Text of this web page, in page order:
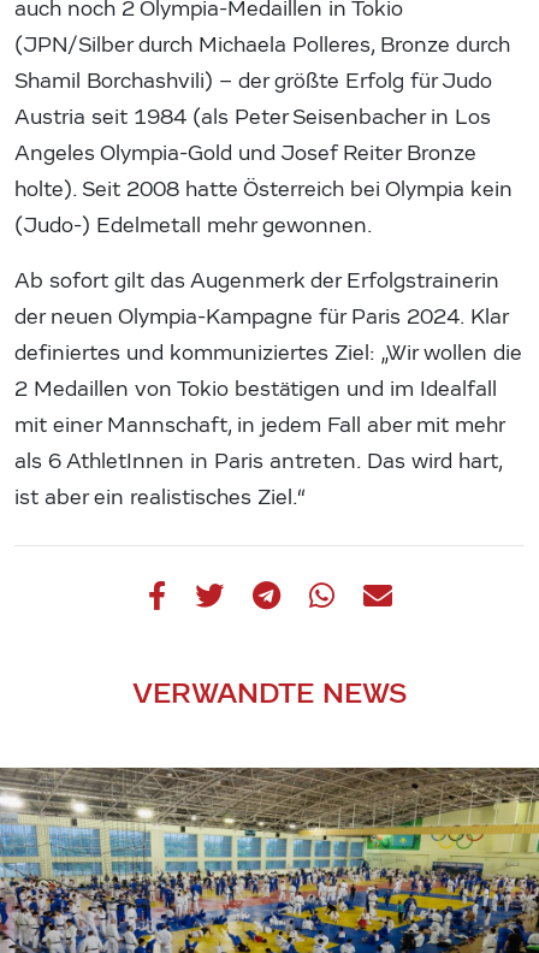
auch noch 2 Olympia-Medaillen in Tokio
(JPN/Silber durch Michaela Polleres, Bronze durch
Shamil Borchashvili) – der größte Erfolg für Judo
Austria seit 1984 (als Peter Seisenbacher in Los
Angeles Olympia-Gold und Josef Reiter Bronze
holte). Seit 2008 hatte Österreich bei Olympia kein
(Judo-) Edelmetall mehr gewonnen.
Ab sofort gilt das Augenmerk der Erfolgstrainerin
der neuen Olympia-Kampagne für Paris 2024. Klar
definiertes und kommuniziertes Ziel: „Wir wollen die
2 Medaillen von Tokio bestätigen und im Idealfall
mit einer Mannschaft, in jedem Fall aber mit mehr
als 6 AthletInnen in Paris antreten. Das wird hart,
ist aber ein realistisches Ziel.“
VERWANDTE NEWS